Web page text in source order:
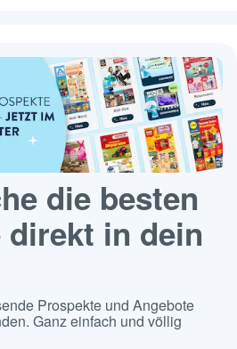
die besten
direkt in dein
Prospekte und Angebote
Ganz einfach und völlig